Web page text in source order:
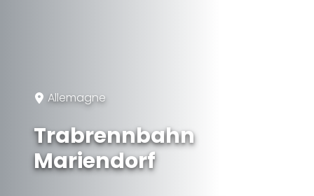
Allemagne
Trabrennbahn
Mariendorf